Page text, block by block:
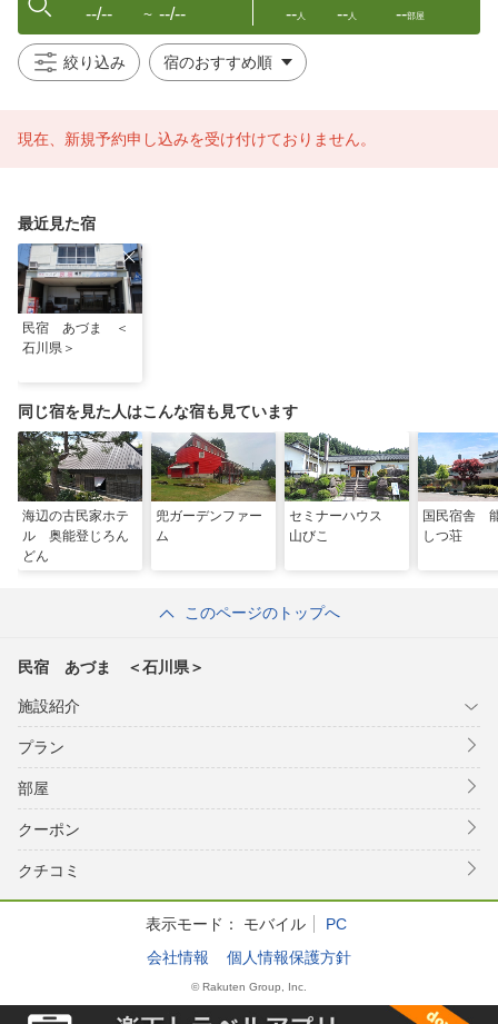
--/-- 〜 --/-- --人 --人 --部屋
絞り込み
現在、新規予約申し込みを受け付けておりません。
最近見た宿
民宿 あづま ＜
石川県＞
同じ宿を見た人はこんな宿も見ています
海辺の古民家ホテ
ル 奥能登じろん
どん
兜ガーデンファー
ム
セミナーハウス
山びこ
国民宿舎
しつ荘
このページのトップへ
民宿 あづま ＜石川県＞
施設紹介
プラン
部屋
クーポン
クチコミ
表示モード： モバイル
PC
会社情報
個人情報保護方針
© Rakuten Group, Inc.